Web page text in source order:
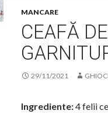
MANCARE
CEAFĂ
29/11/2021
Ingrediente:4 felii